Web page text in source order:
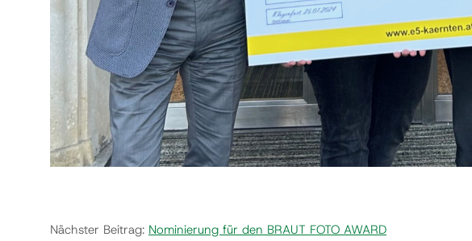
Nächster Beitrag: Nominierung für den BRAUT FOTO AWARD